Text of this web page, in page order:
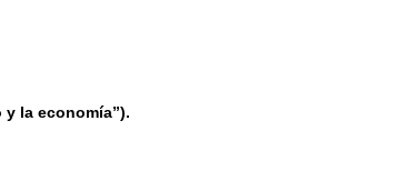
la economía”).